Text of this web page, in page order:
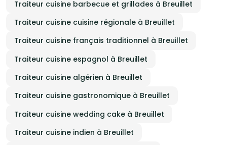
Traiteur cuisine barbecue et grillades à Breuillet
Traiteur cuisine cuisine régionale à Breuillet
Traiteur cuisine français traditionnel à Breuillet
Traiteur cuisine espagnol à Breuillet
Traiteur cuisine algérien à Breuillet
Traiteur cuisine gastronomique à Breuillet
Traiteur cuisine wedding cake à Breuillet
Traiteur cuisine indien à Breuillet